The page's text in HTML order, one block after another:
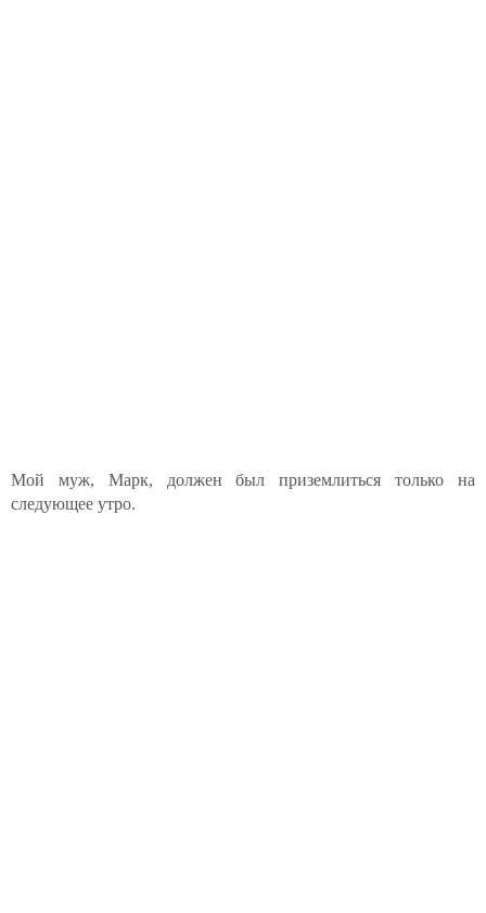
Мой муж, Марк, должен был приземлиться только на
следующее утро.